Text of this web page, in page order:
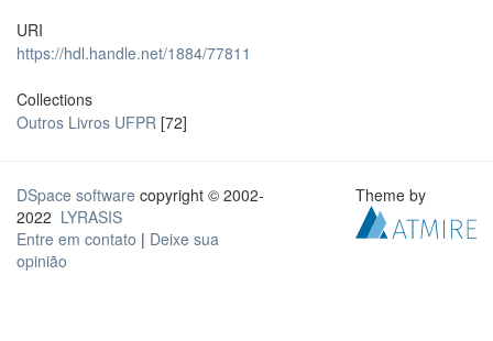
URI
https://hdl.handle.net/1884/77811
Collections
Outros Livros UFPR [72]
DSpace software copyright © 2002-
2022 LYRASIS
Entre em contato | Deixe sua
opinião
Theme by